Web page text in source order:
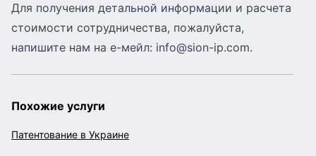
Для получения детальной информации и расчета
стоимости сотрудничества, пожалуйста,
напишите нам на е-мейл: info@sion-ip.com.
Похожие услуги
Патентование в Украине